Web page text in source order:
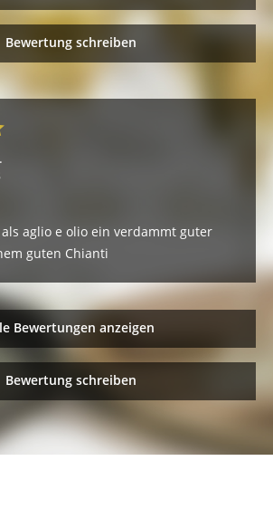
Bewertung schreiben
aglio e olio ein verdammt guter
guten Chianti
Bewertungen anzeigen
Bewertung schreiben